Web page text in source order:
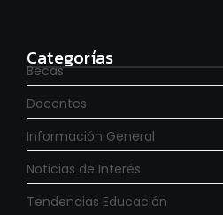
Categorías
Becas
Docentes
Información General
Noticias de Interés
Tendencias Educación